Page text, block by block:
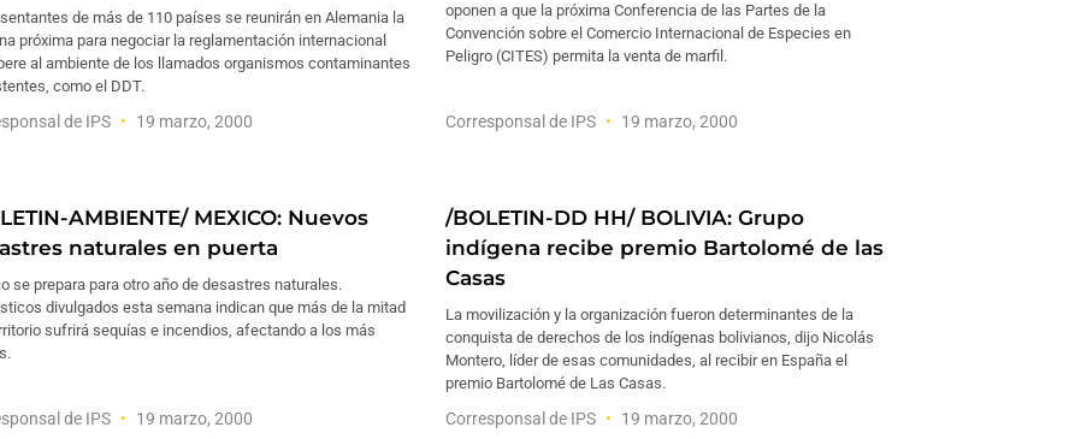
de más de 110 países se reunirán en Alemania la
próxima para negociar la reglamentación internacional
al ambiente de los llamados organismos contaminantes
como el DDT.
de IPS 19 marzo, 2000
oponen a que la próxima Conferencia de las Partes de la
Convención sobre el Comercio Internacional de Especies en
Peligro (CITES) permita la venta de marfil.
Corresponsal de IPS 19 marzo, 2000
AMBIENTE/ MEXICO: Nuevos
naturales en puerta
se prepara para otro año de desastres naturales.
divulgados esta semana indican que más de la mitad
sufrirá sequías e incendios, afectando a los más
de IPS 19 marzo, 2000
/BOLETIN-DD HH/ BOLIVIA: Grupo
indígena recibe premio Bartolomé de las
Casas
La movilización y la organización fueron determinantes de la
conquista de derechos de los indígenas bolivianos, dijo Nicolás
Montero, líder de esas comunidades, al recibir en España el
premio Bartolomé de Las Casas.
Corresponsal de IPS 19 marzo, 2000